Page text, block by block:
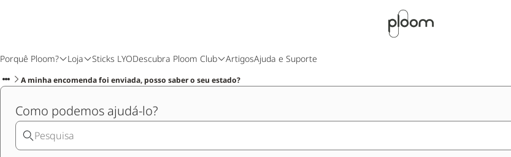
Porquê Ploom? Loja Sticks LYODescubra Ploom Club ArtigosAjuda e Suporte
A minha encomenda foi enviada, posso saber o seu estado?
Como podemos ajudá-lo?